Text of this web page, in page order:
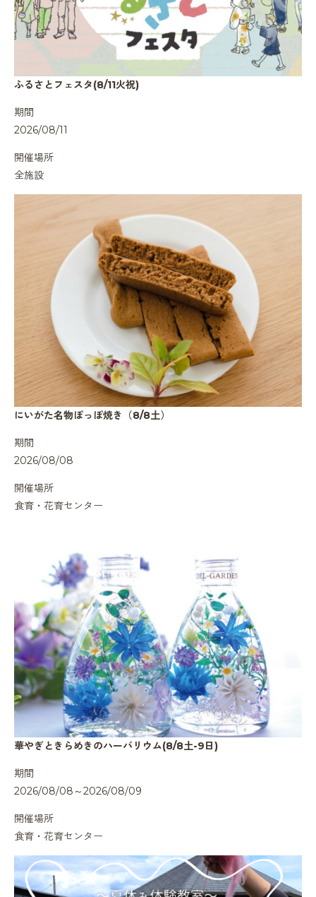
ふるさとフェスタ(8/11火祝)
期間
2026/08/11
開催場所
全施設
にいがた名物ぽっぽ焼き（8/8土）
期間
2026/08/08
開催場所
食育・花育センター
華やぎときらめきのハーバリウム(8/8土-9日)
期間
2026/08/08～2026/08/09
開催場所
食育・花育センター